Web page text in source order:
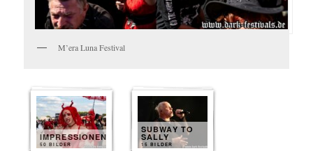
M’era Luna Festival
IMPRESSIONEN
50 BILDER
SUBWAY TO
SALLY
15 BILDER